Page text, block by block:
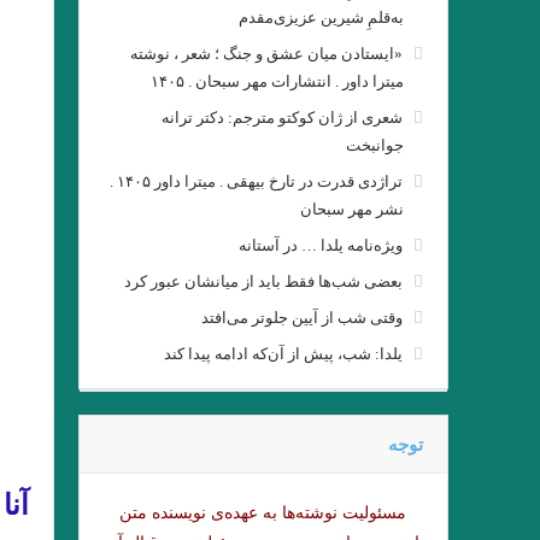
چشم بندها . زیگفرید لنتس
به‌قلمِ شیرین عزیزی‌مقدم
«ایستادن میان عشق و جنگ ؛ شعر ، نوشته
میترا داور . انتشارات مهر سبحان . ۱۴۰۵
شعری از ژان کوکتو مترجم: دکتر ترانه
جوانبخت
تراژدی قدرت در تارخ بیهقی . میترا داور ۱۴۰۵ .
نشر مهر سبحان
ویژه‌نامه یلدا … در آستانه
بعضی شب‌ها فقط باید از میانشان عبور کرد
وقتی شب از آیین جلوتر می‌افتد
یلدا: شب، پیش از آن‌که ادامه پیدا کند
توجه
مسئولیت نوشته‌‌ها به عهده‌ی نویسنده متن